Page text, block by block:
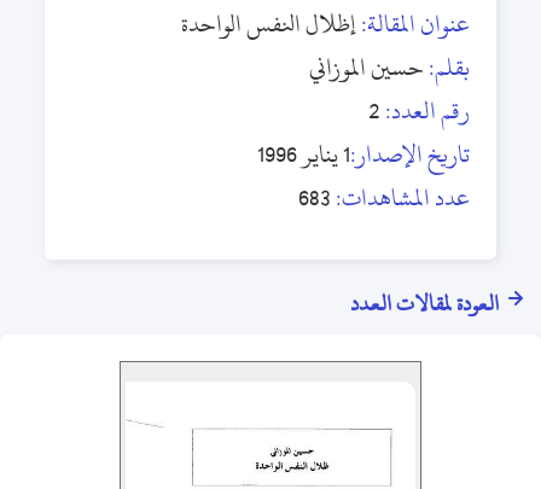
عنوان المقالة:إظلال النفس الواحدة
بقلم:حسين الموزاني
رقم العدد:2
تاريخ الإصدار:1 يناير 1996
عدد المشاهدات:683
العودة لمقالات العدد